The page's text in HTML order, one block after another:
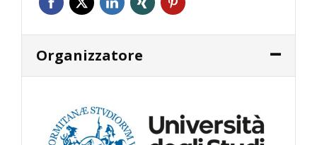
Organizzatore